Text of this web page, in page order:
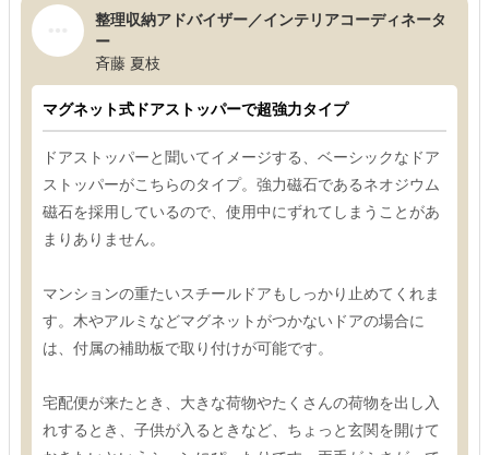
整理収納アドバイザー／インテリアコーディネータ
ー
斉藤 夏枝
マグネット式ドアストッパーで超強力タイプ
ドアストッパーと聞いてイメージする、ベーシックなドア
ストッパーがこちらのタイプ。強力磁石であるネオジウム
磁石を採用しているので、使用中にずれてしまうことがあ
まりありません。
マンションの重たいスチールドアもしっかり止めてくれま
す。木やアルミなどマグネットがつかないドアの場合に
は、付属の補助板で取り付けが可能です。
宅配便が来たとき、大きな荷物やたくさんの荷物を出し入
れするとき、子供が入るときなど、ちょっと玄関を開けて